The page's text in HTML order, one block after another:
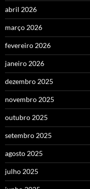
abril 2026
março 2026
fevereiro 2026
janeiro 2026
dezembro 2025
novembro 2025
outubro 2025
setembro 2025
agosto 2025
julho 2025